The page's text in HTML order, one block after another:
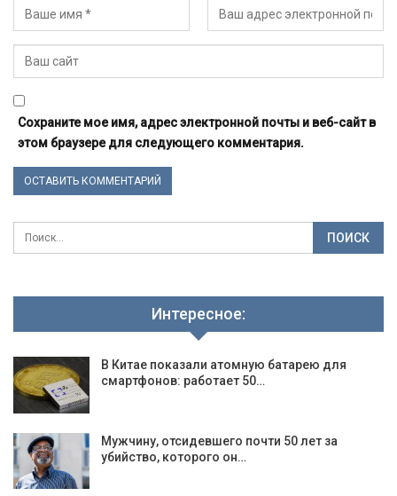
Сохраните мое имя, адрес электронной почты и веб-сайт в
этом браузере для следующего комментария.
Интересное:
В Китае показали атомную батарею для
смартфонов: работает 50…
Мужчину, отсидевшего почти 50 лет за
убийство, которого он…